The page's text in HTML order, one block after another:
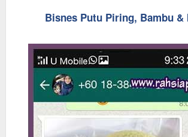
Bisnes Putu Piring, Bambu &